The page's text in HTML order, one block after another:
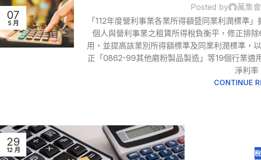
07
5 月
Posted by
萬集
「112年度營利事業各業所得額暨同業利潤標準
個人與營利事業之租賃所得稅負衡平，修正排
用，並提高該業別所得額標準及同業利潤標準，
正「0862-99其他磨粉製品製造」等19個行業適
淨利率
CONTINUE
29
12 月